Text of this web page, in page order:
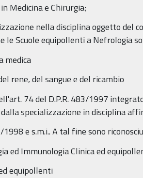
Medicina e Chirurgia;
nella disciplina oggetto del
le Scuole equipollenti a Nefrologia
medica
rene, del sangue e del ricambio
74 del D.P.R. 483/1997
specializzazione in disciplina
e s.m.i.. A tal fine sono
ed Immunologia Clinica ed
equipollenti